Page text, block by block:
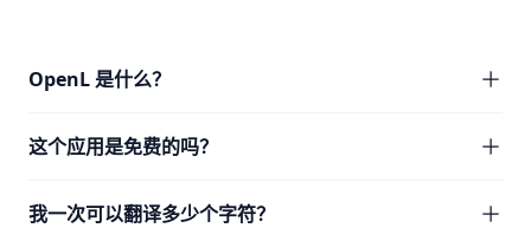
OpenL 是什么？
这个应用是免费的吗？
我一次可以翻译多少个字符？